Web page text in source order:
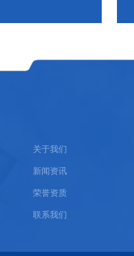
关于我们
新闻资讯
荣誉资质
联系我们